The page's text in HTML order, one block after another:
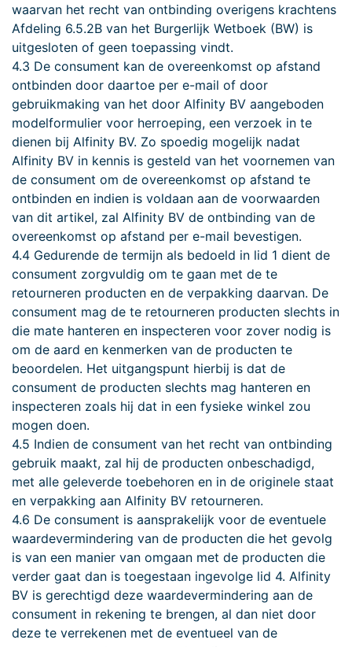
waarvan het recht van ontbinding overigens krachtens
Afdeling 6.5.2B van het Burgerlijk Wetboek (BW) is
uitgesloten of geen toepassing vindt.
4.3 De consument kan de overeenkomst op afstand
ontbinden door daartoe per e-mail of door
gebruikmaking van het door Alfinity BV aangeboden
modelformulier voor herroeping, een verzoek in te
dienen bij Alfinity BV. Zo spoedig mogelijk nadat
Alfinity BV in kennis is gesteld van het voornemen van
de consument om de overeenkomst op afstand te
ontbinden en indien is voldaan aan de voorwaarden
van dit artikel, zal Alfinity BV de ontbinding van de
overeenkomst op afstand per e-mail bevestigen.
4.4 Gedurende de termijn als bedoeld in lid 1 dient de
consument zorgvuldig om te gaan met de te
retourneren producten en de verpakking daarvan. De
consument mag de te retourneren producten slechts in
die mate hanteren en inspecteren voor zover nodig is
om de aard en kenmerken van de producten te
beoordelen. Het uitgangspunt hierbij is dat de
consument de producten slechts mag hanteren en
inspecteren zoals hij dat in een fysieke winkel zou
mogen doen.
4.5 Indien de consument van het recht van ontbinding
gebruik maakt, zal hij de producten onbeschadigd,
met alle geleverde toebehoren en in de originele staat
en verpakking aan Alfinity BV retourneren.
4.6 De consument is aansprakelijk voor de eventuele
waardevermindering van de producten die het gevolg
is van een manier van omgaan met de producten die
verder gaat dan is toegestaan ingevolge lid 4. Alfinity
BV is gerechtigd deze waardevermindering aan de
consument in rekening te brengen, al dan niet door
deze te verrekenen met de eventueel van de